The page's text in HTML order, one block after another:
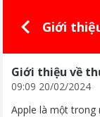
Giới
Giới thiệu về
09:09 20/02/2024
Apple là một trong